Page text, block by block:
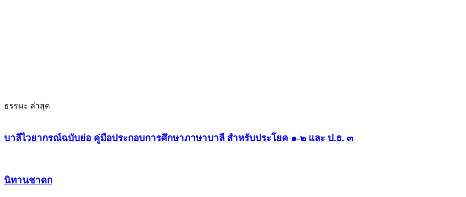
ธรรมะ ล่าสุด
บาลีไวยากรณ์ฉบับย่อ คู่มือประกอบการศึกษาภาษาบาลี สำหรับประโยค ๑-๒ และ ป.ธ. ๓
นิทานชาดก